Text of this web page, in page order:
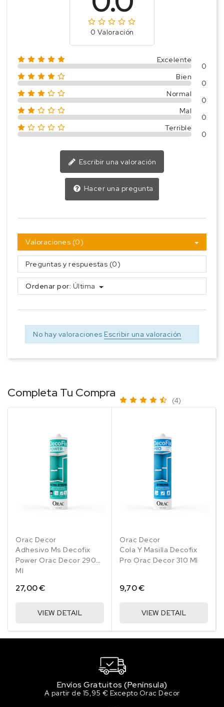
0 Valoración
Excelente
0
Bien
0
Normal
0
Mal
0
Terrible
0
Escribir una valoración
Hacer una pregunta
Valoraciones (0)
Preguntas y respuestas (0)
Ordenar por: Última
No hay valoraciones Escribir una valoración
Completa Tu Compra
Orac Decor
Adhesivo Ms Decofix
Power Orac Decor 290
Ml
27,00 €
VIEW DETAIL
Orac Decor
Cola Y Masilla Decofix
Pro Orac Decor 310 Ml
(4)
9,70 €
VIEW DETAIL
Envíos Gratuitos (Península)
A partir de 15,95 € Excepto Orac Decor